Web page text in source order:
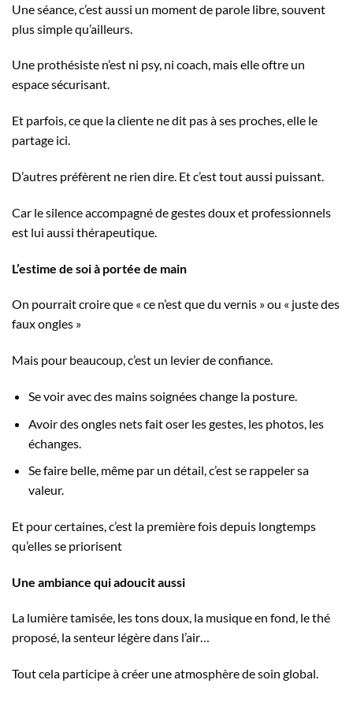
Une séance, c’est aussi un moment de parole libre, souvent
plus simple qu’ailleurs.
Une prothésiste n’est ni psy, ni coach, mais elle oftre un
espace sécurisant.
Et parfois, ce que la cliente ne dit pas à ses proches, elle le
partage ici.
D’autres préfèrent ne rien dire. Et c’est tout aussi puissant.
Car le silence accompagné de gestes doux et professionnels
est lui aussi thérapeutique.
L’estime de soi à portée de main
On pourrait croire que « ce n’est que du vernis » ou « juste des
faux ongles »
Mais pour beaucoup, c’est un levier de confiance.
Se voir avec des mains soignées change la posture.
Avoir des ongles nets fait oser les gestes, les photos, les
échanges.
Se faire belle, même par un détail, c’est se rappeler sa
valeur.
Et pour certaines, c’est la première fois depuis longtemps
qu’elles se priorisent
Une ambiance qui adoucit aussi
La lumière tamisée, les tons doux, la musique en fond, le thé
proposé, la senteur légère dans l’air…
Tout cela participe à créer une atmosphère de soin global.